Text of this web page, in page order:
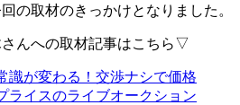
の取材のきっかけとなりました。
んへの取材記事はこちら▽
識が変わる！交渉ナシで価格
ライスのライブオークション